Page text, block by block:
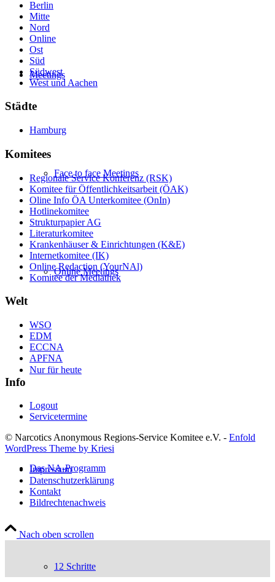
Meetings
Face to face Meetings
Online Meetings
Nur für heute
Das NA-Programm
12 Schritte
Berlin
Mitte
Nord
Online
Ost
Süd
Südwest
West und Aachen
Städte
Hamburg
Komitees
Regionale Service Konferenz (RSK)
Komitee für Öffentlichkeitsarbeit (ÖAK)
Oline Info ÖA Unterkomitee (OnIn)
Hotlinekomitee
Strukturpapier AG
Literaturkomitee
Krankenhäuser & Einrichtungen (K&E)
Internetkomitee (IK)
Online Redaction (YourNAl)
Komitee der Mediathek
Welt
WSO
EDM
ECCNA
APFNA
Info
Logout
Servicetermine
© Narcotics Anonymous Regions-Service Komitee e.V. - Enfold
WordPress Theme by Kriesi
Impressum
Datenschutzerklärung
Kontakt
Bildrechtenachweis
Nach oben scrollen